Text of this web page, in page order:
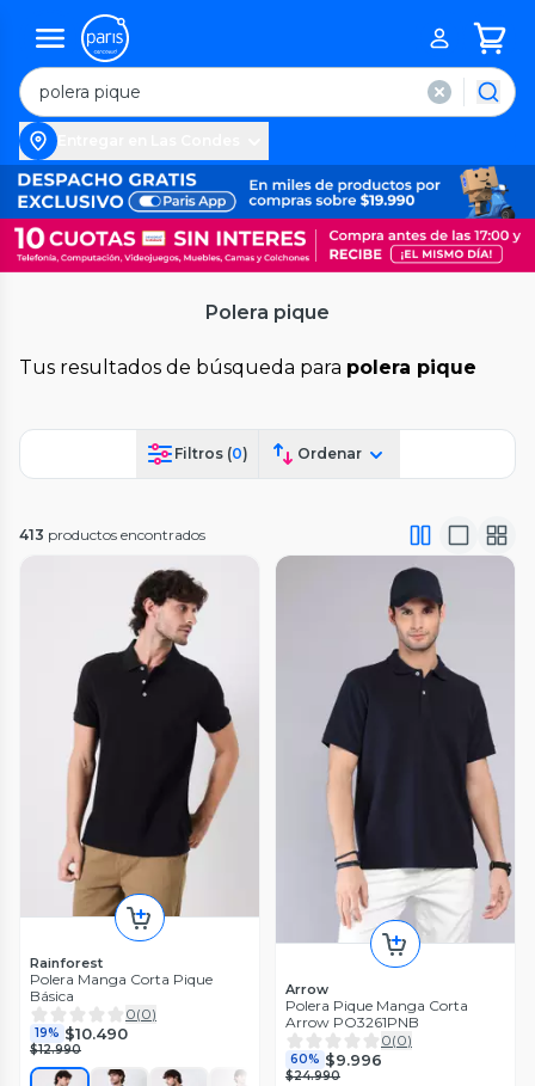
Polera pique
Tus resultados de búsqueda para polera pique
Filtros (0) Ordenar
413 productos encontrados
Rainforest
Polera Manga Corta Pique
Básica
0(0)
19% $10.490
$12.990
Arrow
Polera Pique Manga Corta
Arrow PO3261PNB
0(0)
60% $9.996
$24.990